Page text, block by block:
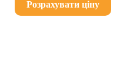
Розрахувати ціну